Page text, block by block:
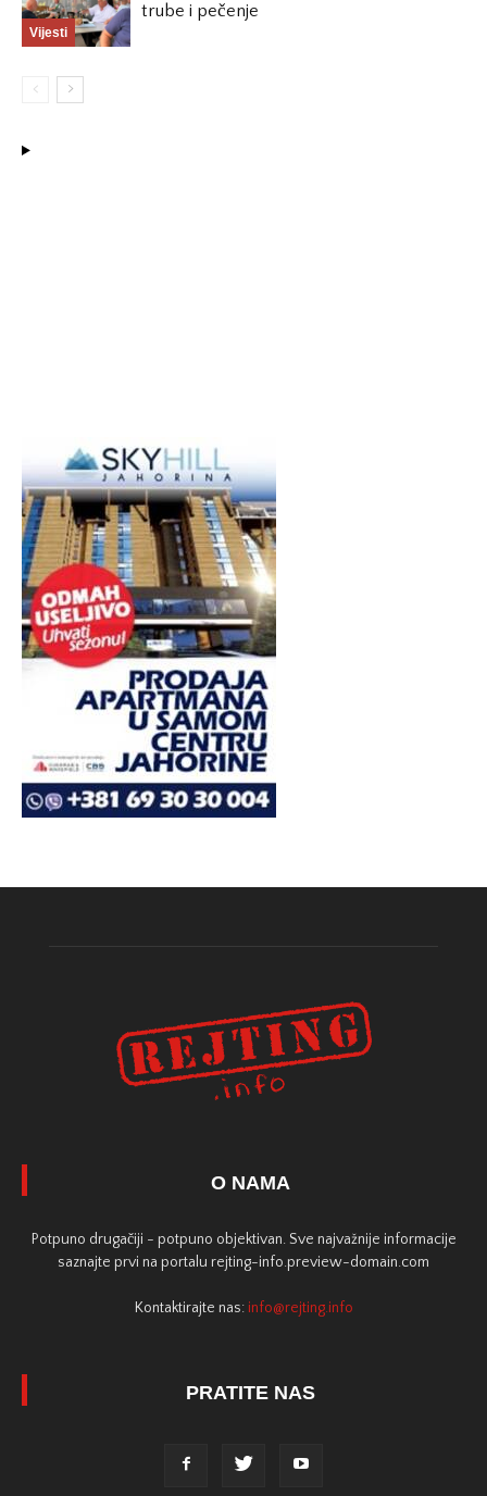
Vijesti
trube i pečenje
O NAMA
Potpuno drugačiji - potpuno objektivan. Sve najvažnije informacije
saznajte prvi na portalu rejting-info.preview-domain.com
Kontaktirajte nas: info@rejting.info
PRATITE NAS